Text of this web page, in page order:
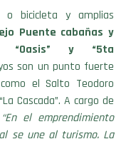
o bicicleta y amplias
Puente cabañas y
“Oasis” y “5ta
son un punto fuerte
el Salto Teodoro
Cascada”. A cargo de
“En el emprendimiento
se une al turismo. La